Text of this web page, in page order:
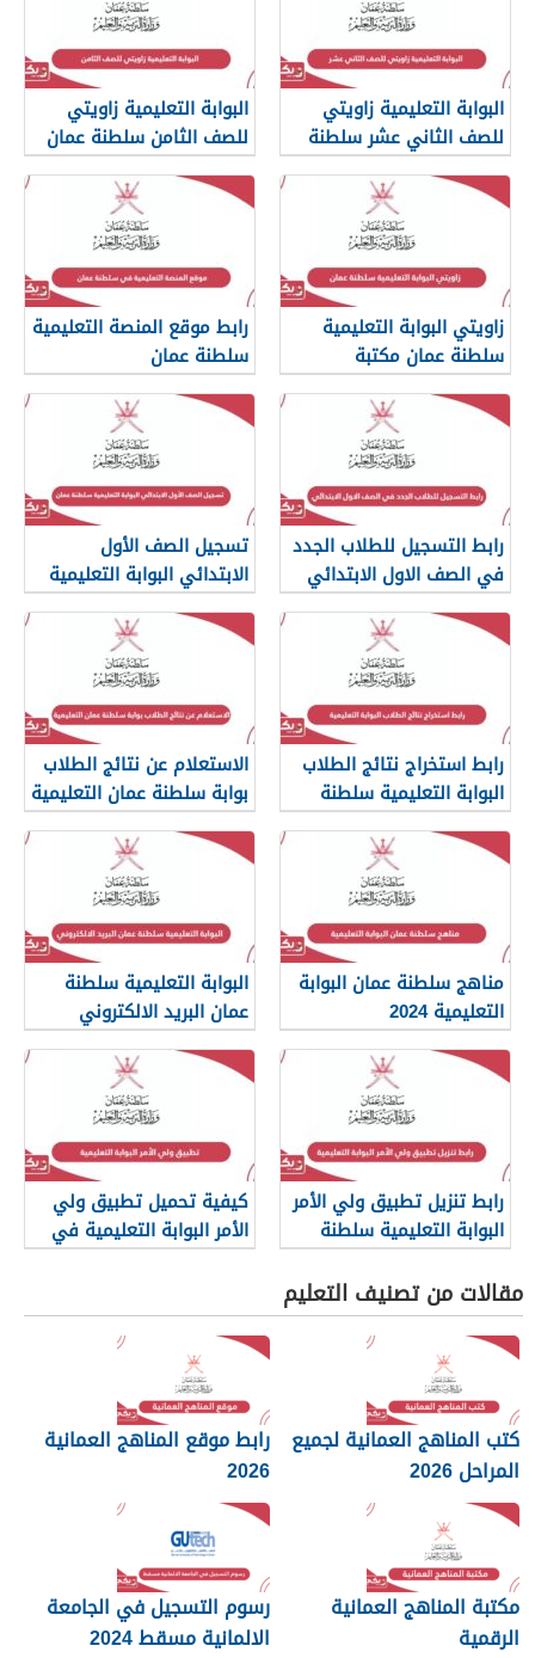
البوابة التعليمية زاويتي
للصف الثاني عشر سلطنة
عمان
البوابة التعليمية زاويتي
للصف الثامن سلطنة عمان
زاويتي البوابة التعليمية
سلطنة عمان مكتبة
الاختبارات
رابط موقع المنصة التعليمية
سلطنة عمان
home.moe.gov.om
رابط التسجيل للطلاب الجدد
في الصف الاول الابتدائي
البوابة التعليمية
تسجيل الصف الأول
الابتدائي البوابة التعليمية
سلطنة عمان
رابط استخراج نتائج الطلاب
البوابة التعليمية سلطنة
عمان
الاستعلام عن نتائج الطلاب
بوابة سلطنة عمان التعليمية
مناهج سلطنة عمان البوابة
التعليمية 2024
البوابة التعليمية سلطنة
عمان البريد الالكتروني
رابط تنزيل تطبيق ولي الأمر
البوابة التعليمية سلطنة
عمان
كيفية تحميل تطبيق ولي
الأمر البوابة التعليمية في
عمان
مقالات من تصنيف التعليم
كتب المناهج العمانية لجميع
المراحل 2026
رابط موقع المناهج العمانية
2026
مكتبة المناهج العمانية
الرقمية
رسوم التسجيل في الجامعة
الالمانية مسقط 2024